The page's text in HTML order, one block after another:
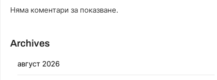
Няма коментари за показване.
Archives
август 2026